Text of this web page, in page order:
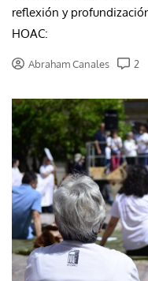
reflexión y
HOAC:
Abraham Canales 2